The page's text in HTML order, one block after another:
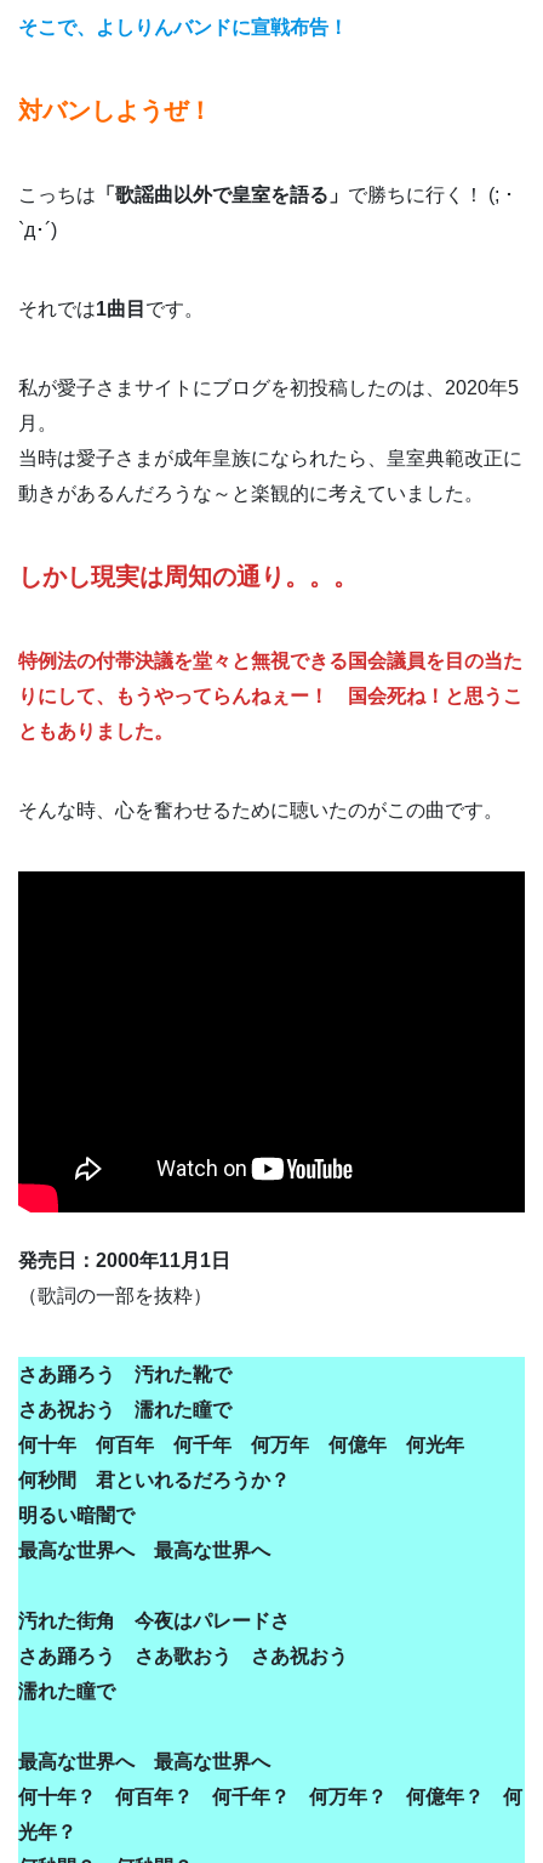
そこで、よしりんバンドに宣戦布告！
対バンしようぜ！
こっちは 「歌謡曲 以外で皇室を語る」 で勝ちに行く！ (; ･
`д･´)
それでは1曲目 です。
私が愛子さまサイトにブログを初投稿したのは、2020年5
月。
当時は愛子さまが成年皇族になられたら、皇室典範改正に
動きがあるんだろうな～と楽観的に考えていました。
しかし現実は周知の通り。。。
特例法の付帯決議を堂々と無視できる国会議員を目の当た
りにして、もうやってらんねぇー！ 国会死ね！と思うこ
ともありました。
そんな時、心を奮わせるために聴いたのがこの曲です。
発売日：2000年11月1日
（歌詞の一部を抜粋）
さあ踊ろう 汚れた靴で
さあ祝おう 濡れた瞳で
何十年 何百年 何千年 何万年 何億年 何光年
何秒間 君といれるだろうか？
明るい暗闇で
最高な世界へ 最高な世界へ
汚れた街角 今夜はパレードさ
さあ踊ろう さあ歌おう さあ祝おう
濡れた瞳で
最高な世界へ 最高な世界へ
何十年？ 何百年？ 何千年？ 何万年？ 何億年？ 何
光年？